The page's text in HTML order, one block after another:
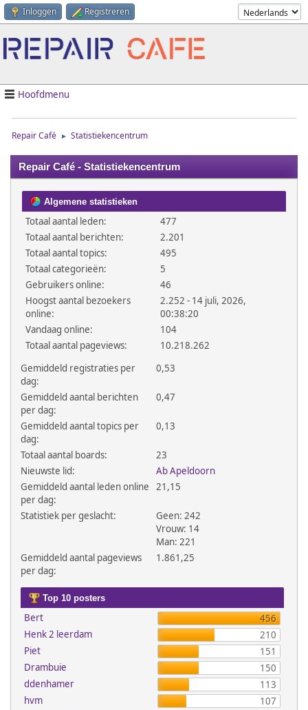
Inloggen Registreren
Hoofdmenu
Repair Café ► Statistiekencentrum
Repair Café - Statistiekencentrum
Algemene statistieken
Totaal aantal leden:
477
Totaal aantal berichten:
2.201
Totaal aantal topics:
495
Totaal categorieën:
5
Gebruikers online:
46
Hoogst aantal bezoekers
online:
2.252 - 14 juli, 2026,
00:38:20
Vandaag online:
104
Totaal aantal pageviews:
10.218.262
Gemiddeld registraties per
dag:
0,53
Gemiddeld aantal berichten
per dag:
0,47
Gemiddeld aantal topics per
dag:
0,13
Totaal aantal boards:
23
Nieuwste lid:
Ab Apeldoorn
Gemiddeld aantal leden online
per dag:
21,15
Statistiek per geslacht:
Geen: 242
Vrouw: 14
Man: 221
Gemiddeld aantal pageviews
per dag:
1.861,25
Top 10 posters
Bert
456
Henk 2 leerdam
210
Piet
151
Drambuie
150
ddenhamer
113
hvm
107